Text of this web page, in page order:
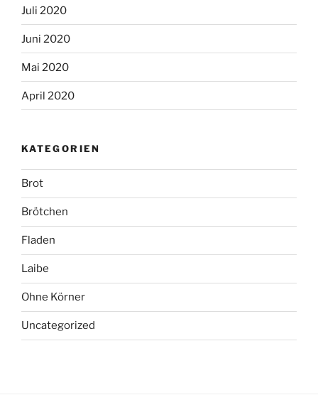
Juli 2020
Juni 2020
Mai 2020
April 2020
KATEGORIEN
Brot
Brötchen
Fladen
Laibe
Ohne Körner
Uncategorized